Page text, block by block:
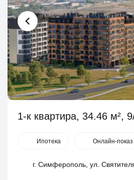
1-к квартира, 34.46 м²,
Ипотека Онлайн-показ
г. Симферополь, ул.